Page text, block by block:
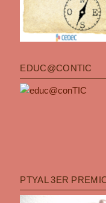
EDUC@CONTIC
PTYAL 3ER